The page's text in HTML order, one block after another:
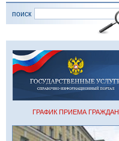
поиск
ГРАФИК ПРИЕМА ГРАЖДАН